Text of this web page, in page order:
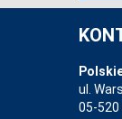
ul.
05-